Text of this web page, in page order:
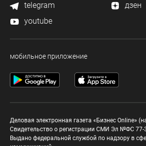
telegram
дзен
youtube
мобильное приложение
Деловая электронная газета «Бизнес Online»
Свидетельство о регистрации СМИ Эл №ФС 77-
Выдано федеральной службой по надзору в